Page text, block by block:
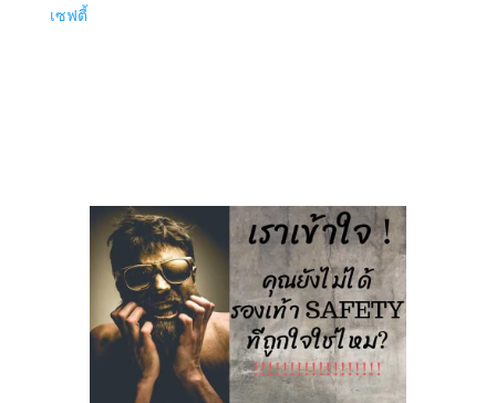
ถูก
เซฟตี้